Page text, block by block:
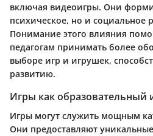
включая видеоигры. Они
психическое, но и социальное
Понимание этого влияния
педагогам принимать более
выборе игр и игрушек,
развитию.
Игры как образовательный
Игры могут служить мощным
Они предоставляют